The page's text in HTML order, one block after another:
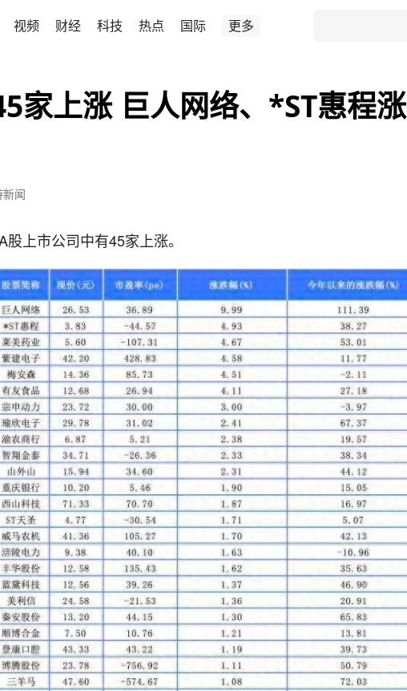
视频 财经 科技 热点 国际 更多
家上涨 巨人网络、*ST惠程涨
新闻
上市公司中有45家上涨。